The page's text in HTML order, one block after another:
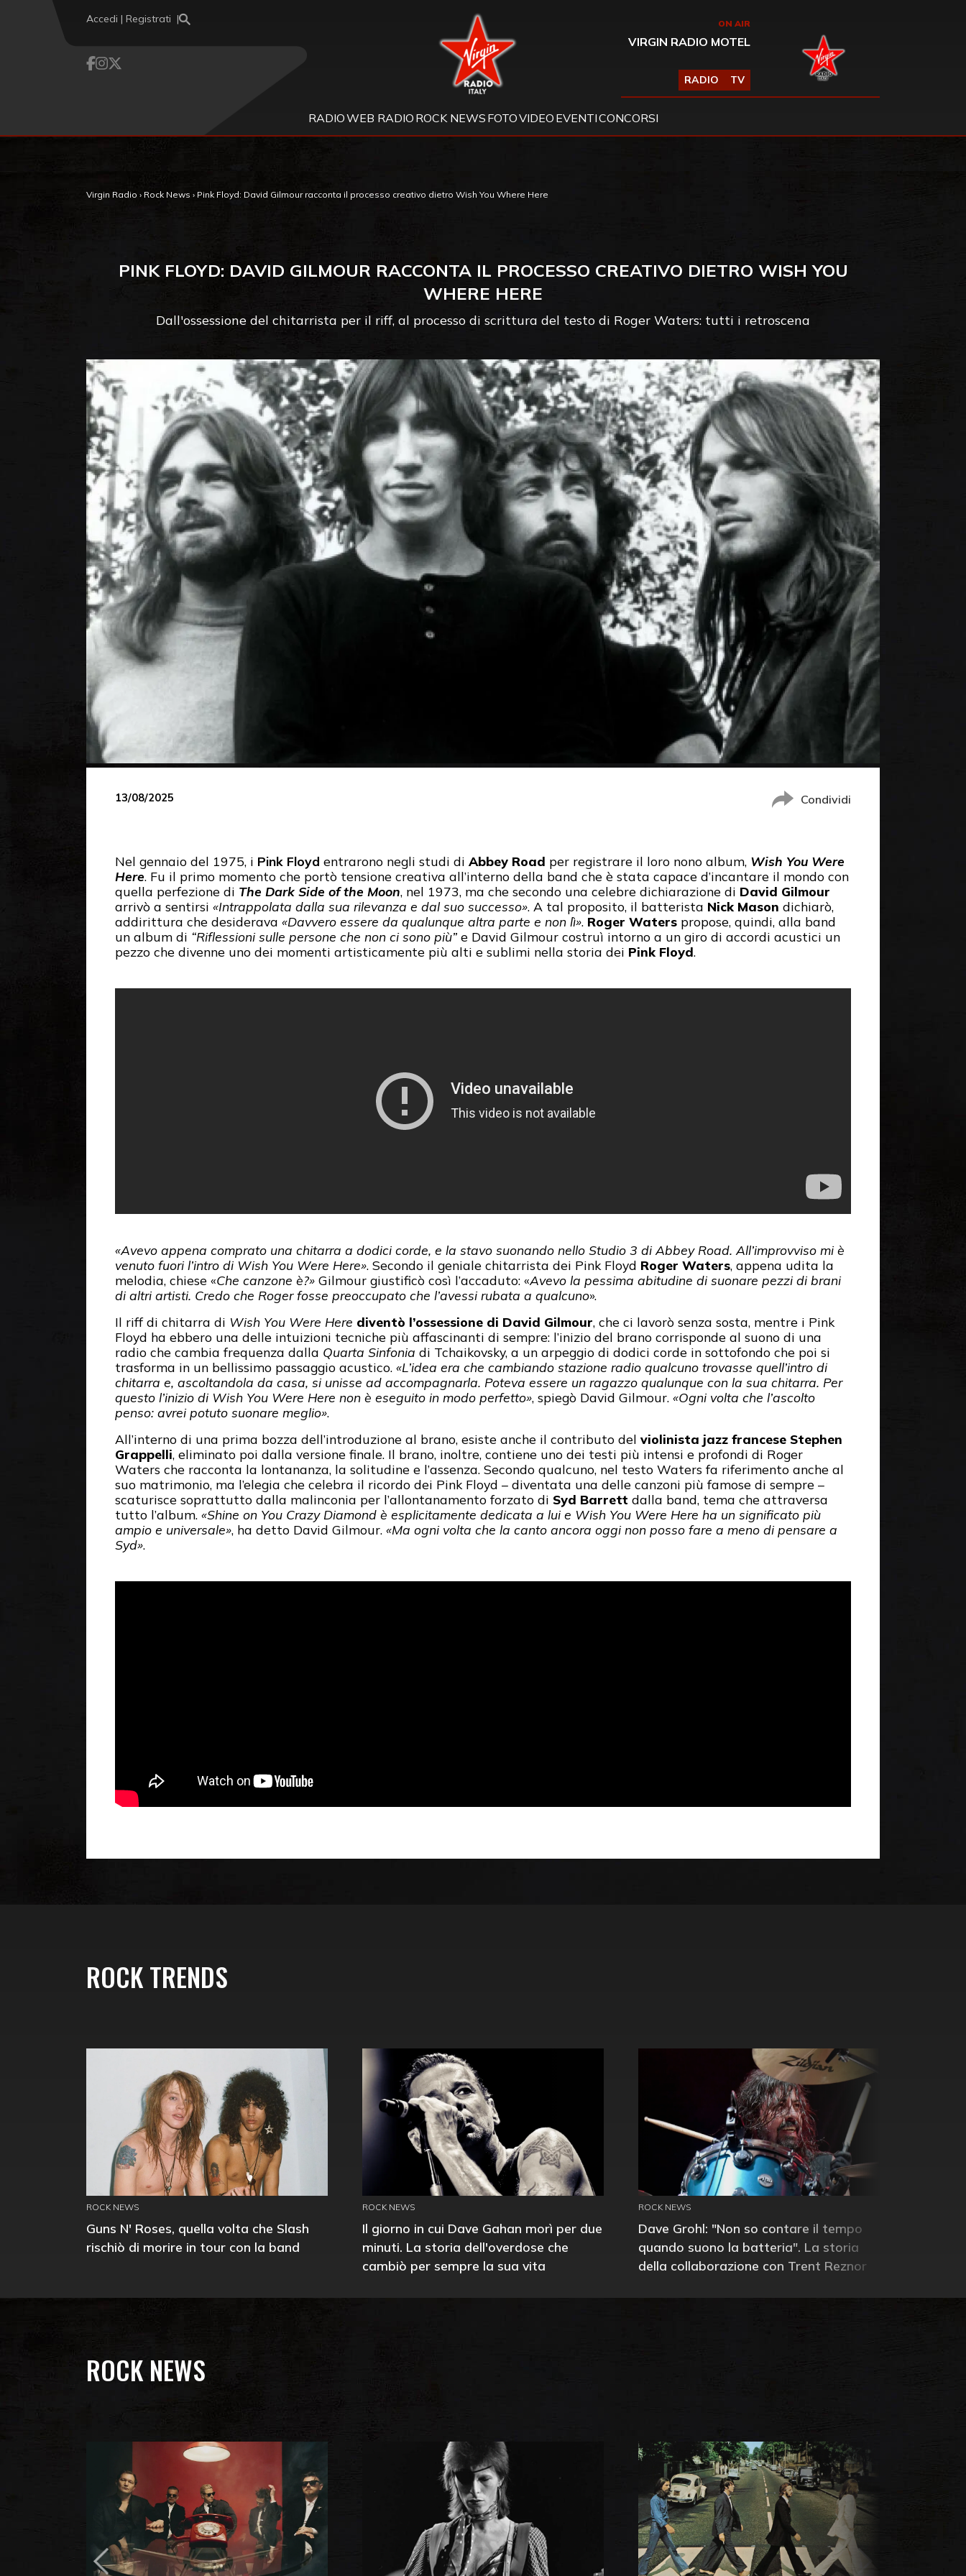
Accedi | Registrati Virgin Radio ON AIR
VIRGIN RADIO MOTEL
RADIO TV
RADIOWEB RADIO ROCK NEWS FOTOVIDEO EVENTICONCORSI
Virgin Radio › Rock News › Pink Floyd: David Gilmour racconta il processo creativo dietro Wish You Where Here
PINK FLOYD: DAVID GILMOUR RACCONTA IL PROCESSO CREATIVO DIETRO WISH YOU
WHERE HERE
Dall'ossessione del chitarrista per il riff, al processo di scrittura del testo di Roger Waters: tutti i retroscena
13/08/2025 Condividi
Nel gennaio del 1975, i Pink Floyd entrarono negli studi di Abbey Road per registrare il loro nono album, Wish You Were
Here. Fu il primo momento che portò tensione creativa all’interno della band che è stata capace d’incantare il mondo con
quella perfezione di The Dark Side of the Moon, nel 1973, ma che secondo una celebre dichiarazione di David Gilmour
arrivò a sentirsi «Intrappolata dalla sua rilevanza e dal suo successo». A tal proposito, il batterista Nick Mason dichiarò,
addirittura che desiderava «Davvero essere da qualunque altra parte e non lì». Roger Waters propose, quindi, alla band
un album di “Riflessioni sulle persone che non ci sono più” e David Gilmour costruì intorno a un giro di accordi acustici un
pezzo che divenne uno dei momenti artisticamente più alti e sublimi nella storia dei Pink Floyd.
«Avevo appena comprato una chitarra a dodici corde, e la stavo suonando nello Studio 3 di Abbey Road. All’improvviso mi è
venuto fuori l’intro di Wish You Were Here». Secondo il geniale chitarrista dei Pink Floyd Roger Waters, appena udita la
melodia, chiese «Che canzone è?» Gilmour giustificò così l’accaduto: «Avevo la pessima abitudine di suonare pezzi di brani
di altri artisti. Credo che Roger fosse preoccupato che l’avessi rubata a qualcuno».
Il riff di chitarra di Wish You Were Here diventò l’ossessione di David Gilmour, che ci lavorò senza sosta, mentre i Pink
Floyd ha ebbero una delle intuizioni tecniche più affascinanti di sempre: l’inizio del brano corrisponde al suono di una
radio che cambia frequenza dalla Quarta Sinfonia di Tchaikovsky, a un arpeggio di dodici corde in sottofondo che poi si
trasforma in un bellissimo passaggio acustico. «L’idea era che cambiando stazione radio qualcuno trovasse quell’intro di
chitarra e, ascoltandola da casa, si unisse ad accompagnarla. Poteva essere un ragazzo qualunque con la sua chitarra. Per
questo l’inizio di Wish You Were Here non è eseguito in modo perfetto», spiegò David Gilmour. «Ogni volta che l’ascolto
penso: avrei potuto suonare meglio».
All’interno di una prima bozza dell’introduzione al brano, esiste anche il contributo del violinista jazz francese Stephen
Grappelli, eliminato poi dalla versione finale. Il brano, inoltre, contiene uno dei testi più intensi e profondi di Roger
Waters che racconta la lontananza, la solitudine e l’assenza. Secondo qualcuno, nel testo Waters fa riferimento anche al
suo matrimonio, ma l’elegia che celebra il ricordo dei Pink Floyd – diventata una delle canzoni più famose di sempre –
scaturisce soprattutto dalla malinconia per l’allontanamento forzato di Syd Barrett dalla band, tema che attraversa
tutto l’album. «Shine on You Crazy Diamond è esplicitamente dedicata a lui e Wish You Were Here ha un significato più
ampio e universale», ha detto David Gilmour. «Ma ogni volta che la canto ancora oggi non posso fare a meno di pensare a
Syd».
ROCK TRENDS
ROCK NEWS
Guns N' Roses, quella volta che Slash
rischiò di morire in tour con la band
ROCK NEWS
Il giorno in cui Dave Gahan morì per due
minuti. La storia dell'overdose che
cambiò per sempre la sua vita
ROCK NEWS
Dave Grohl: "Non so contare il tempo
quando suono la batteria". La storia
della collaborazione con Trent Reznor
ROCK NEWS